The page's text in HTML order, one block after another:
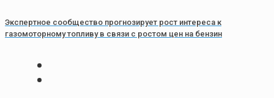
Экспертное сообщество прогнозирует рост интереса к
газомоторному топливу в связи с ростом цен на бензин